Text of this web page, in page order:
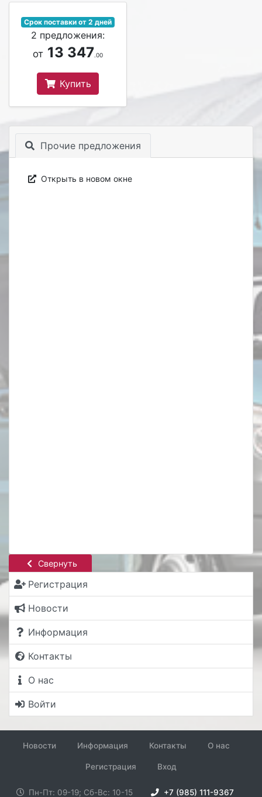
Свернуть
Регистрация
Новости
Информация
Контакты
О нас
Войти
Срок поставки от 2 дней
2 предложения:
от 13 347.00
Купить
Прочие предложения
Открыть в новом окне
Новости Информация Контакты О нас
Регистрация Вход
Пн-Пт: 09-19; Сб-Вс: 10-15 +7 (985) 111-9367